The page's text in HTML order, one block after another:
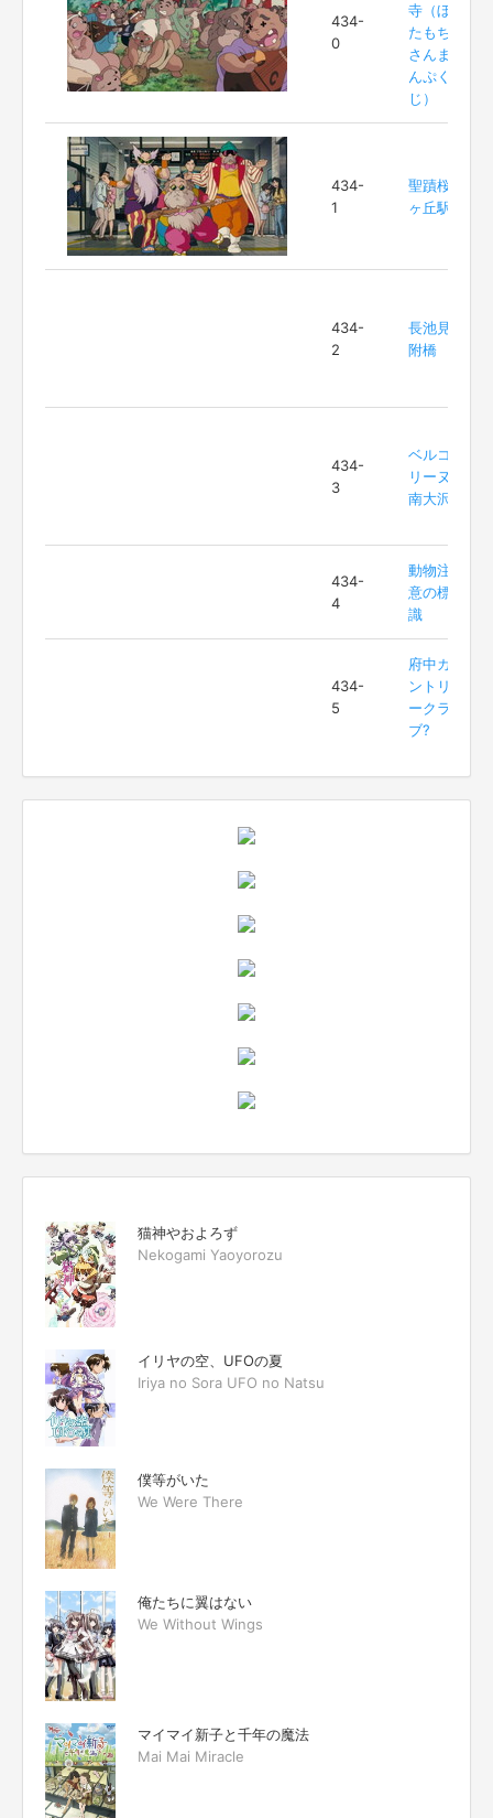
434-
0
寺（ぼ
たもち
さんま
んぷく
じ）
434-
1
聖蹟桜
ヶ丘駅
434-
2
長池見
附橋
434-
3
ベルコ
リーヌ
南大沢
434-
4
動物注
意の標
識
434-
5
府中カ
ントリ
ークラ
ブ?
猫神やおよろず
Nekogami Yaoyorozu
イリヤの空、UFOの夏
Iriya no Sora UFO no Natsu
僕等がいた
We Were There
俺たちに翼はない
We Without Wings
マイマイ新子と千年の魔法
Mai Mai Miracle